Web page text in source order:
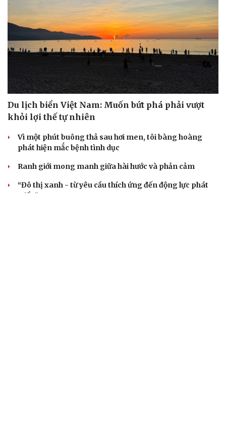
Du lịch biển Việt Nam: Muốn bứt phá phải vượt
khỏi lợi thế tự nhiên
Vì một phút buông thả sau hơi men, tôi bàng hoàng
phát hiện mắc bệnh tình dục
Ranh giới mong manh giữa hài hước và phản cảm
“Đô thị xanh - từ yêu cầu thích ứng đến động lực phát
triển”